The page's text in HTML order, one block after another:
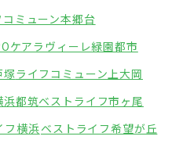
ミューン本郷台
ケアラヴィーレ緑園都市
塚ライフコミューン上大岡
都筑ベストライフ市ヶ尾
フ横浜ベストライフ希望が丘